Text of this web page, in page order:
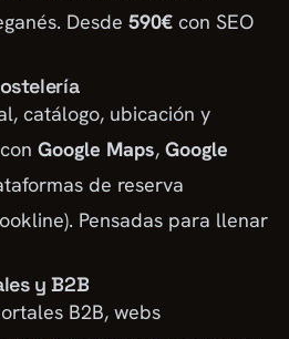
Desde 590€ con SEO
catálogo, ubicación y
Google Maps, Google
de reserva
Pensadas para llenar
y B2B
B2B, webs